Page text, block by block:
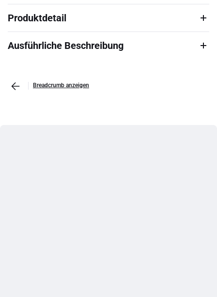
Produktdetail
Ausführliche Beschreibung
Breadcrumb anzeigen